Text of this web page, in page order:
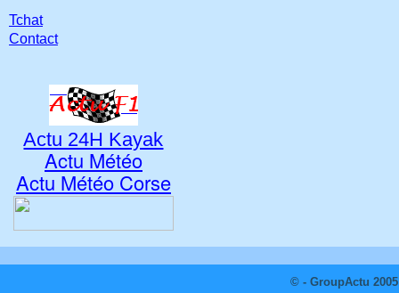
Tchat
Contact
Actu 24H Kayak
Actu Météo
Actu Météo Corse
© - GroupActu